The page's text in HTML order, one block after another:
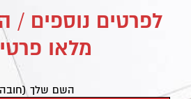
לפרטים נוספים /
מלאו
השם שלך